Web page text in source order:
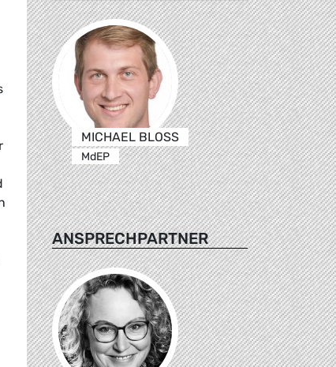
MICHAEL BLOSS
MdEP
ANSPRECHPARTNER